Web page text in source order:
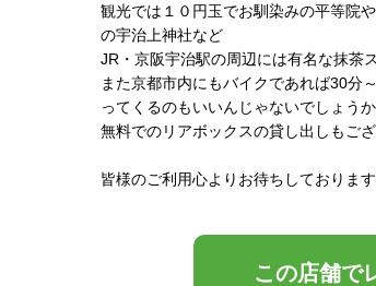
観光では１０円玉でお馴染みの平等院
の宇治上神社など
JR・京阪宇治駅の周辺には有名な抹茶
また京都市内にもバイクであれば30分
ってくるのもいいんじゃないでしょうか
無料でのリアボックスの貸し出しもご
皆様のご利用心よりお待ちしております
この店舗で